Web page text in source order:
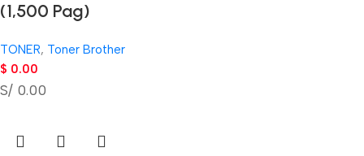
(1,500 Pag)
TONER, Toner Brother
$ 0.00
S/ 0.00